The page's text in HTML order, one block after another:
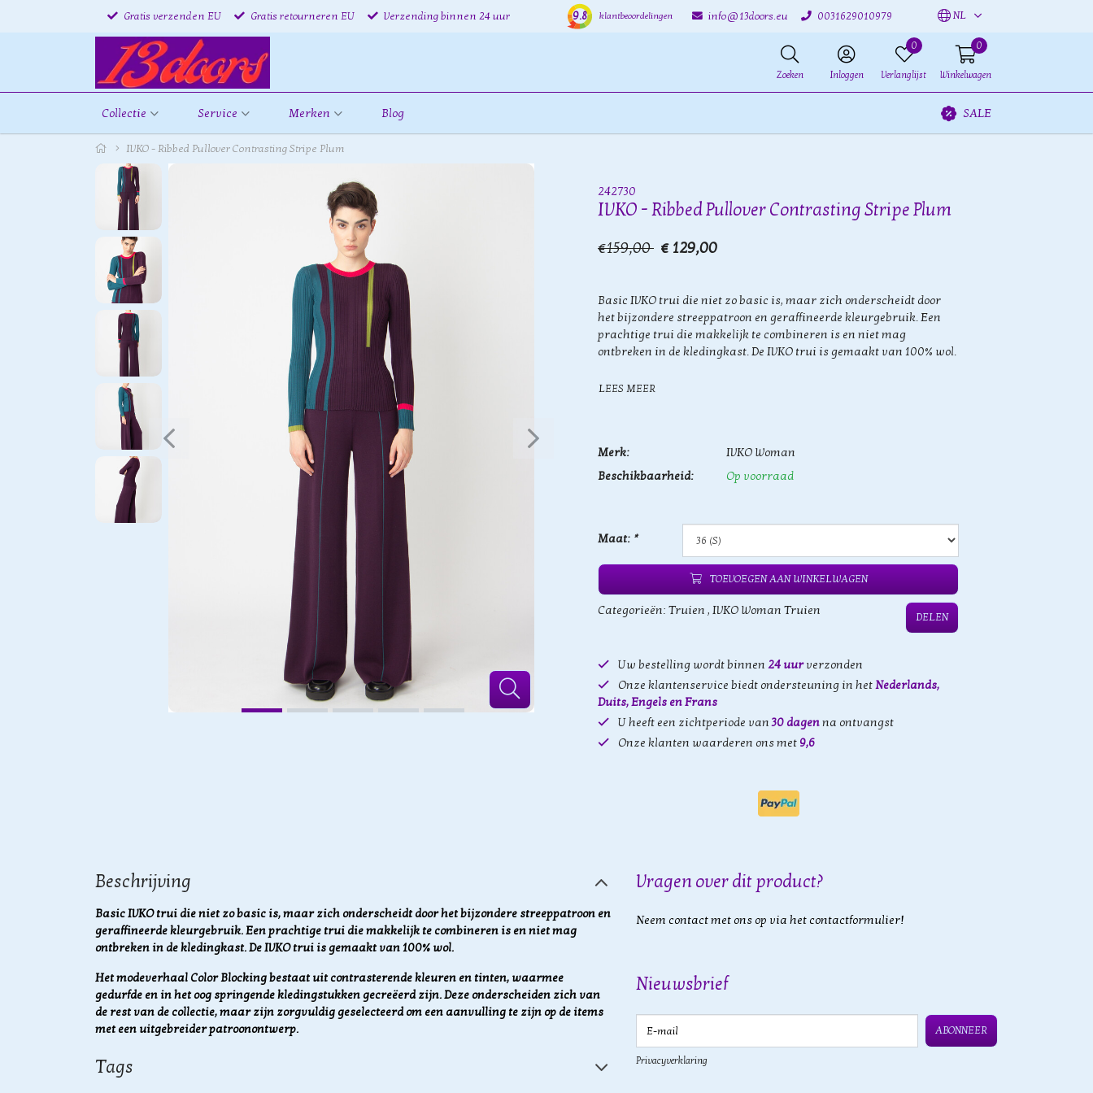
Gratis verzenden EU Gratis retourneren EU Verzending binnen 24 uur 9.8 klantbeoordelingen info@13doors.eu 0031629010979 NL
Zoeken Inloggen
0
Verlanglijst
0
Winkelwagen
Collectie Service Merken Blog SALE
IVKO - Ribbed Pullover Contrasting Stripe Plum
242730
IVKO - Ribbed Pullover Contrasting Stripe Plum
€159,00 € 129,00
Basic IVKO trui die niet zo basic is, maar zich onderscheidt door
het bijzondere streeppatroon en geraffineerde kleurgebruik. Een
prachtige trui die makkelijk te combineren is en niet mag
ontbreken in de kledingkast. De IVKO trui is gemaakt van 100% wol.
LEES MEER
Merk:
IVKO Woman
Beschikbaarheid:
Op voorraad
Maat: *
TOEVOEGEN AAN WINKELWAGEN
Categorieën: Truien , IVKO Woman Truien DELEN
Uw bestelling wordt binnen 24 uurverzonden
Onze klantenservice biedt ondersteuning in hetNederlands,
Duits, Engels en Frans
U heeft een zichtperiode van30 dagenna ontvangst
Onze klanten waarderen ons met 9,6
Beschrijving
Basic IVKO trui die niet zo basic is, maar zich onderscheidt door het bijzondere streeppatroon en
geraffineerde kleurgebruik. Een prachtige trui die makkelijk te combineren is en niet mag
ontbreken in de kledingkast. De IVKO trui is gemaakt van 100% wol.
Het modeverhaal Color Blocking bestaat uit contrasterende kleuren en tinten, waarmee
gedurfde en in het oog springende kledingstukken gecreëerd zijn. Deze onderscheiden zich van
de rest van de collectie, maar zijn zorgvuldig geselecteerd om een aanvulling te zijn op de items
met een uitgebreider patroonontwerp.
Tags
Vragen over dit product?
Neem contact met ons op via het contactformulier!
Nieuwsbrief
E-mail
ABONNEER
Privacyverklaring